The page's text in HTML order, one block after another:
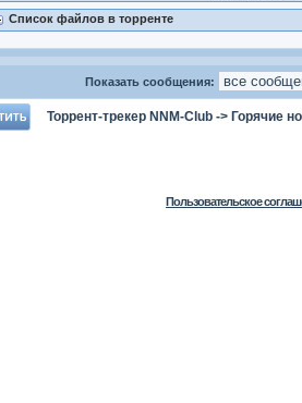
Список файлов в торренте
Показать сообщения:
Торрент-трекер NNM-Club -> Горячие
Пользовательское